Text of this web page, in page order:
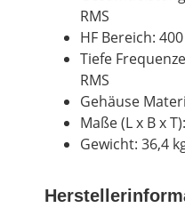
RMS
HF Bereich:
Tiefe
RMS
Gehäuse
Maße (L x B x
Gewicht: 36,4